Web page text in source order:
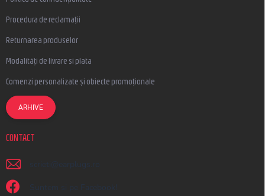
Procedura de reclamații
Returnarea produselor
Modalități de livrare si plata
Comenzi personalizate și obiecte promoționale
ARHIVE
CONTACT
scrieti @ earplugs.ro
Suntem și pe Facebook!